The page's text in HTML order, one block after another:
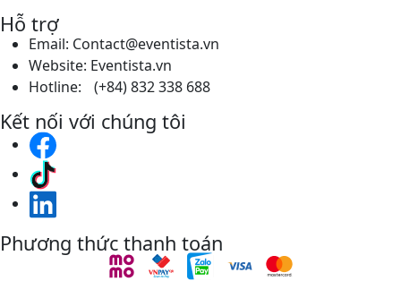
Hỗ trợ
Email: Contact@eventista.vn
Website: Eventista.vn
Hotline: (+84) 832 338 688
Kết nối với chúng tôi
Phương thức thanh toán